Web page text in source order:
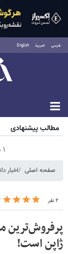
فارسی العربية English
مطالب پیشنهادی
۱ میلیارد اعتبار خرید طلا | بدون ضامن و چک
صفحه اصلی اخبار
۲ نفر
پرفروش‌ترین
ژاپن است!